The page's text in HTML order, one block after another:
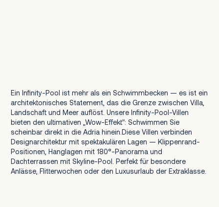
Ein Infinity-Pool ist mehr als ein Schwimmbecken — es ist ein
architektonisches Statement, das die Grenze zwischen Villa,
Landschaft und Meer auflöst. Unsere Infinity-Pool-Villen
bieten den ultimativen „Wow-Effekt": Schwimmen Sie
scheinbar direkt in die Adria hinein.Diese Villen verbinden
Designarchitektur mit spektakulären Lagen — Klippenrand-
Positionen, Hanglagen mit 180°-Panorama und
Dachterrassen mit Skyline-Pool. Perfekt für besondere
Anlässe, Flitterwochen oder den Luxusurlaub der Extraklasse.